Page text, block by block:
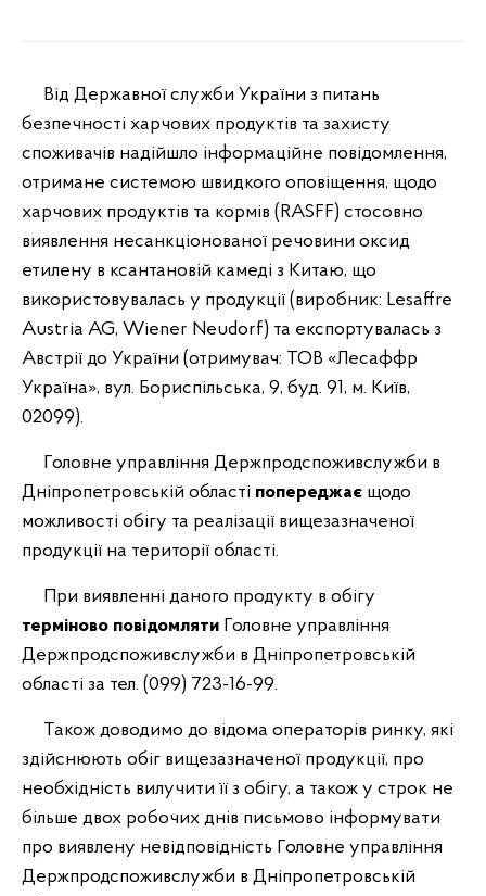
Від Державної служби України з питань
безпечності харчових продуктів та захисту
споживачів надійшло інформаційне повідомлення,
отримане системою швидкого оповіщення, щодо
харчових продуктів та кормів (RASFF) стосовно
виявлення несанкціонованої речовини оксид
етилену в ксантановій камеді з Китаю, що
використовувалась у продукції (виробник: Lesaffre
Austria AG, Wiener Neudorf) та експортувалась з
Австрії до України (отримувач: ТОВ «Лесаффр
Україна», вул. Бориспільська, 9, буд. 91, м. Київ,
02099).
Головне управління Держпродспоживслужби в
Дніпропетровській області попереджає щодо
можливості обігу та реалізації вищезазначеної
продукції на території області.
При виявленні даного продукту в обігу
терміново повідомляти Головне управління
Держпродспоживслужби в Дніпропетровській
області за тел. (099) 723-16-99.
Також доводимо до відома операторів ринку, які
здійснюють обіг вищезазначеної продукції, про
необхідність вилучити її з обігу, а також у строк не
більше двох робочих днів письмово інформувати
про виявлену невідповідність Головне управління
Держпродспоживслужби в Дніпропетровській